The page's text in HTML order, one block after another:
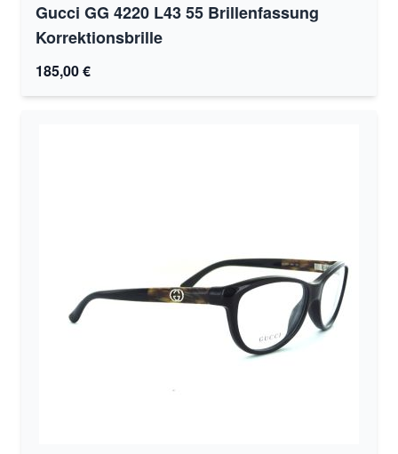
Gucci GG 4220 L43 55 Brillenfassung
Korrektionsbrille
185,00 €